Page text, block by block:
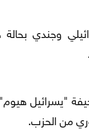
وجندي بحالة
"يسرائيل
من الحزب.